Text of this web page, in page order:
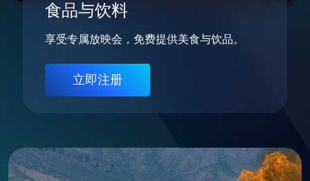
食品与饮料
享受专属放映会，免费提供美食与饮品。
立即注册